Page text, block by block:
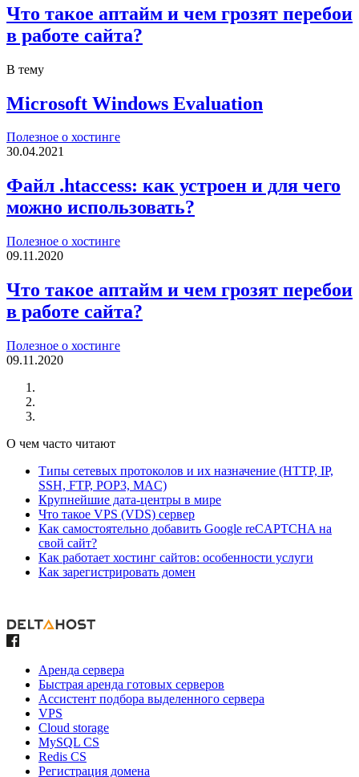
Что такое аптайм и чем грозят перебои
в работе сайта?
В тему
Microsoft Windows Evaluation
Полезное о хостинге
30.04.2021
Файл .htaccess: как устроен и для чего
можно использовать?
Полезное о хостинге
09.11.2020
Что такое аптайм и чем грозят перебои
в работе сайта?
Полезное о хостинге
09.11.2020
О чем часто читают
Типы сетевых протоколов и их назначение (HTTP, IP,
SSH, FTP, POP3, MAC)
Крупнейшие дата-центры в мире
Что такое VPS (VDS) сервер
Как самостоятельно добавить Google reCAPTCHA на
свой сайт?
Как работает хостинг сайтов: особенности услуги
Как зарегистрировать домен
Аренда сервера
Быстрая аренда готовых серверов
Ассистент подбора выделенного сервера
VPS
Cloud storage
MySQL CS
Redis CS
Регистрация домена